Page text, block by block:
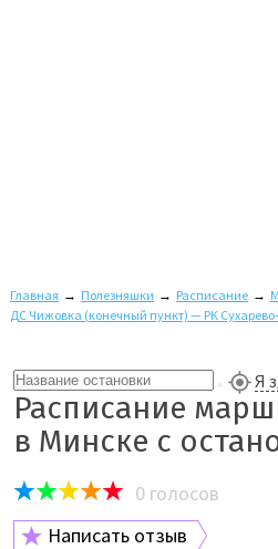
Главная → Полезняшки → Расписание →
ДС Чижовка (конечный пункт) — РК
Я
Расписание
в Минске с
0 голосов
Написать отзыв